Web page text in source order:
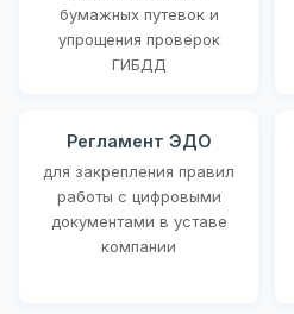
бумажных путевок и
упрощения проверок
ГИБДД
Регламент ЭДО
для закрепления правил
работы с цифровыми
документами в уставе
компании